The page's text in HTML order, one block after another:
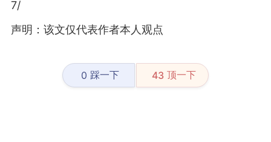
7/
声明：该文仅代表作者本人观点
0 踩一下 43 顶一下